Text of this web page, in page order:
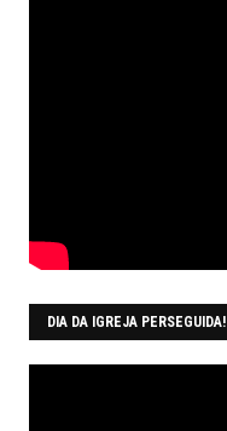
DIA DA IGREJA PERSEGUIDA!